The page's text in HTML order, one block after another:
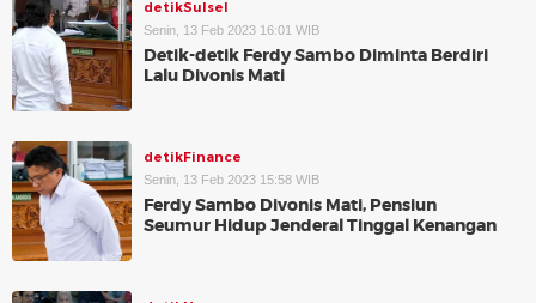
detikSulsel
Senin, 13 Feb 2023 16:01 WIB
Detik-detik Ferdy Sambo Diminta Berdiri
Lalu Divonis Mati
detikFinance
Senin, 13 Feb 2023 15:58 WIB
Ferdy Sambo Divonis Mati, Pensiun
Seumur Hidup Jenderal Tinggal Kenangan